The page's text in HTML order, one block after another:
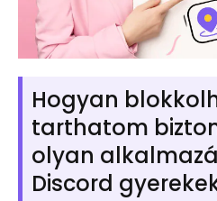
Hogyan
tarthatom
olyan
Discord